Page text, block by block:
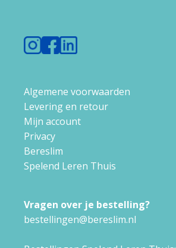
Algemene voorwaarden
Levering en retour
Mijn account
Privacy
Bereslim
Spelend Leren Thuis
Vragen over je bestelling?
bestellingen@bereslim.nl